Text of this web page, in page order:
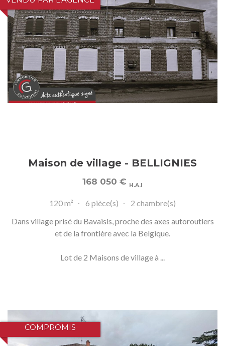
Maison de village - BELLIGNIES
168 050 € H.A.I
120 m² 6 pièce(s)
2 chambre(s)
Dans village prisé du Bavaisis, proche des axes autoroutiers
et de la frontière avec la Belgique.
Lot de 2 Maisons de village à ...
COMPROMIS